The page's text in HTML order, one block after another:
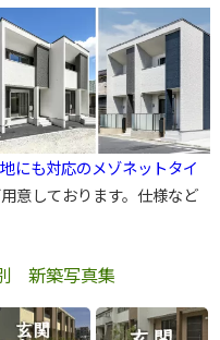
にも対応のメゾネットタイ
意しております。仕様など
新築写真集